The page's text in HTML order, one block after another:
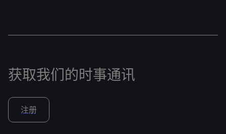
获取我们的时事通讯
注册